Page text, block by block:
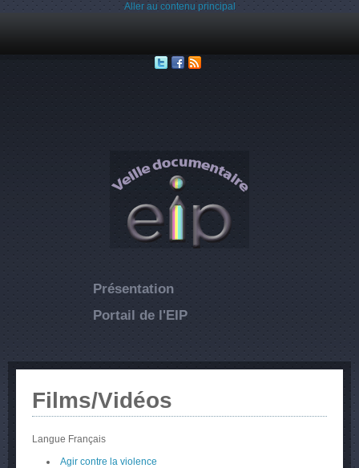
Aller au contenu principal
Présentation
Portail de l'EIP
Films/Vidéos
Langue Français
Agir contre la violence